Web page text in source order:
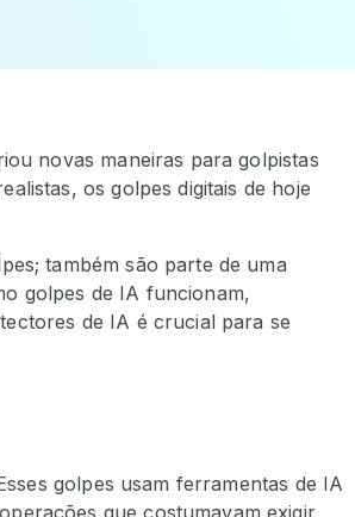
novas maneiras para golpistas
os golpes digitais de hoje
também são parte de uma
golpes de IA funcionam,
de IA é crucial para se
golpes usam ferramentas de IA
que costumavam exigir